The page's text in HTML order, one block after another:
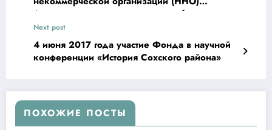
Ассоциации компьютерного и киберспорта
Узбекистана — Cybersport.Uz
Next post
4 июня 2017 года участие Фонда в научной
конференции «История Сохского района»
ПОХОЖИЕ ПОСТЫ